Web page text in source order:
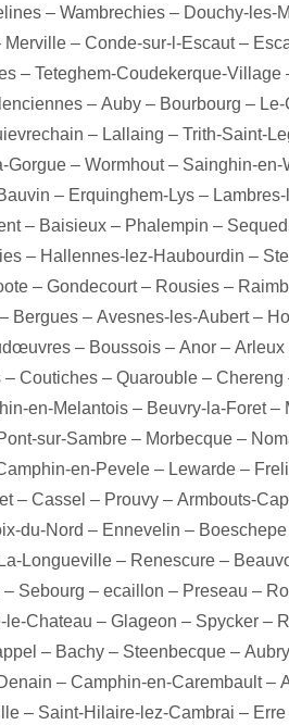
– Wambrechies– Douchy-les-
Merville– Conde-sur-l-Escaut–
– Teteghem-Coudekerque-Village
– Auby– Bourbourg –
– Lallaing – Trith-Saint-
Gorgue– Wormhout– Sainghin-en-
– Erquinghem-Lys–
– Baisieux – Phalempin –
– Hallennes-lez-Haubourdin –
– Gondecourt– Rousies–
– Bergues – Avesnes-les-Aubert–
– Boussois– Anor– Arleux
– Coutiches– Quarouble– Chereng
en-Melantois– Beuvry-la-Foret–
sur-Sambre – Morbecque –
en-Pevele – Lewarde –
– Cassel – Prouvy – Armbouts-
du-Nord – Ennevelin – Boeschepe
La-Longueville– Renescure–
– Sebourg – ecaillon – Preseau –
le-Chateau – Glageon – Spycker–
– Bachy – Steenbecque –
– Camphin-en-Carembault–
– Saint-Hilaire-lez-Cambrai – Erre